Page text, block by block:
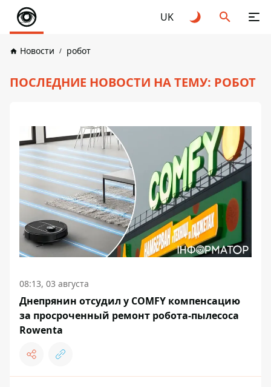
UK
Новости робот
ПОСЛЕДНИЕ НОВОСТИ НА ТЕМУ: РОБОТ
08:13, 03 августа
Днепрянин отсудил у COMFY компенсацию
за просроченный ремонт робота-пылесоса
Rowenta